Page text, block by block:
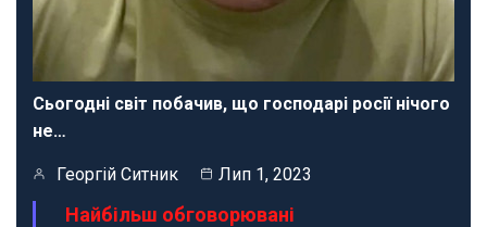
Сьогодні світ побачив, що господарі росії нічого
не…
Георгій Ситник Лип 1, 2023
Найбільш обговорювані